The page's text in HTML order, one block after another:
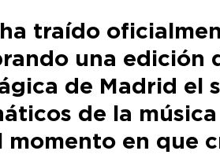
traído
una edición
de Madrid
de la
momento en que